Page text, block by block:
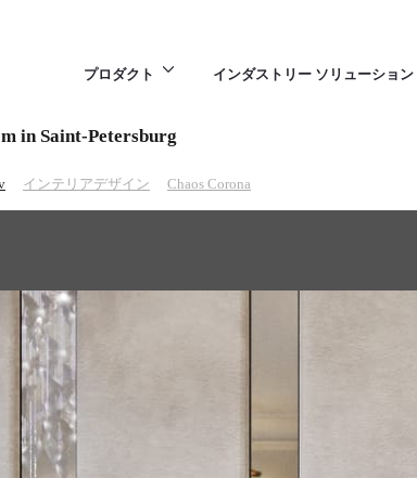
プロダクト インダストリー ソリューション
イン 項目
in Saint-Petersburg
インテリアデザイン Chaos Corona